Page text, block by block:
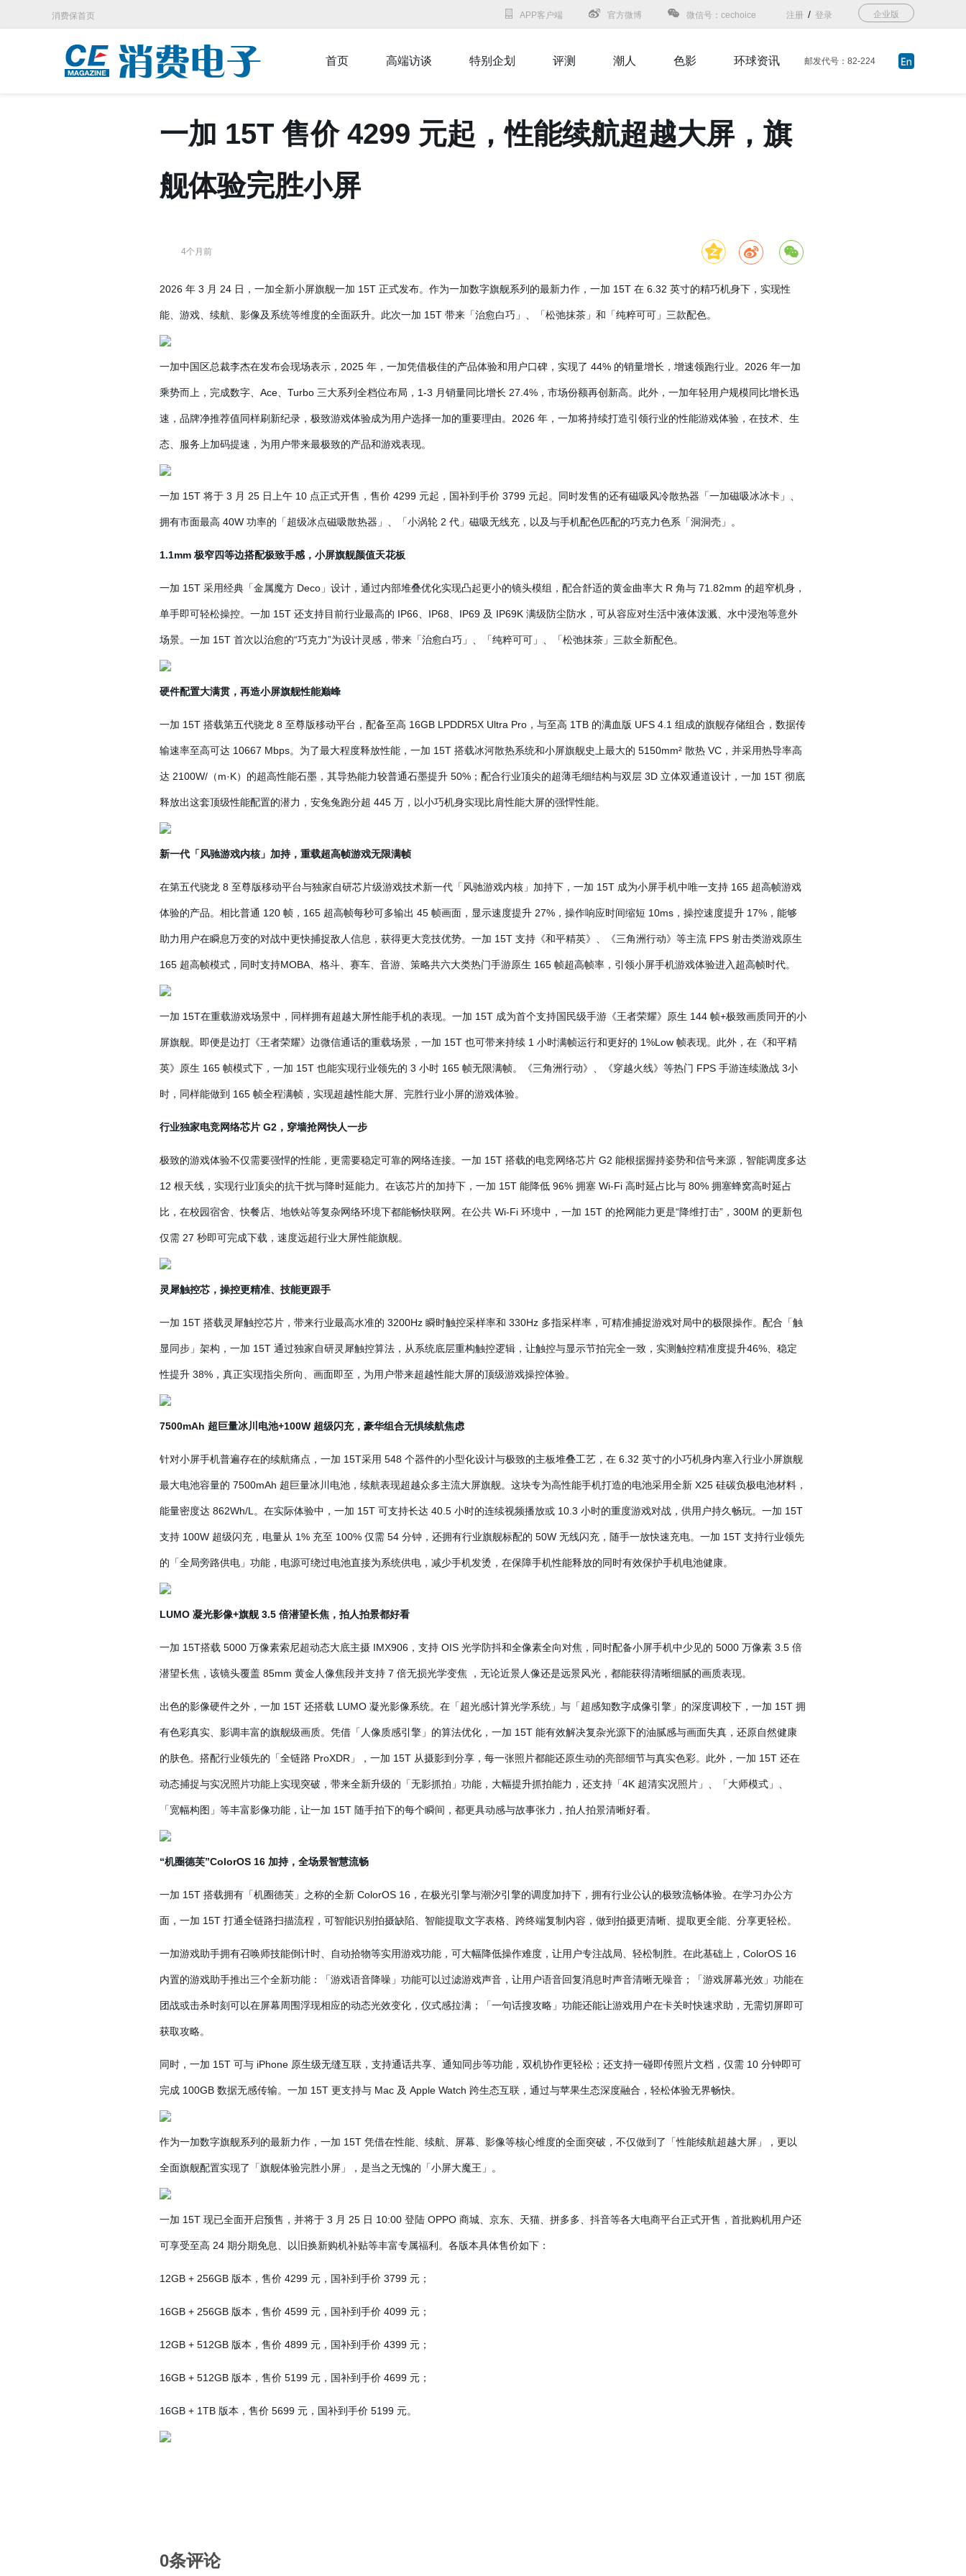
消费保首页 企业版
注册 / 登录
APP客户端 官方微博 微信号：cechoice
首页 高端访谈 特别企划 评测 潮人 色影 环球资讯 邮发代号：82-224
一加 15T 售价 4299 元起，性能续航超越大屏，旗
舰体验完胜小屏
4个月前
2026 年 3 月 24 日，一加全新小屏旗舰一加 15T 正式发布。作为一加数字旗舰系列的最新力作，一加 15T 在 6.32 英寸的精巧机身下，实现性
能、游戏、续航、影像及系统等维度的全面跃升。此次一加 15T 带来「治愈白巧」、「松弛抹茶」和「纯粹可可」三款配色。
一加中国区总裁李杰在发布会现场表示，2025 年，一加凭借极佳的产品体验和用户口碑，实现了 44% 的销量增长，增速领跑行业。2026 年一加
乘势而上，完成数字、Ace、Turbo 三大系列全档位布局，1-3 月销量同比增长 27.4%，市场份额再创新高。此外，一加年轻用户规模同比增长迅
速，品牌净推荐值同样刷新纪录，极致游戏体验成为用户选择一加的重要理由。2026 年，一加将持续打造引领行业的性能游戏体验，在技术、生
态、服务上加码提速，为用户带来最极致的产品和游戏表现。
一加 15T 将于 3 月 25 日上午 10 点正式开售，售价 4299 元起，国补到手价 3799 元起。同时发售的还有磁吸风冷散热器「一加磁吸冰冰卡」、
拥有市面最高 40W 功率的「超级冰点磁吸散热器」、「小涡轮 2 代」磁吸无线充，以及与手机配色匹配的巧克力色系「洞洞壳」。
1.1mm 极窄四等边搭配极致手感，小屏旗舰颜值天花板
一加 15T 采用经典「金属魔方 Deco」设计，通过内部堆叠优化实现凸起更小的镜头模组，配合舒适的黄金曲率大 R 角与 71.82mm 的超窄机身，
单手即可轻松操控。一加 15T 还支持目前行业最高的 IP66、IP68、IP69 及 IP69K 满级防尘防水，可从容应对生活中液体泼溅、水中浸泡等意外
场景。一加 15T 首次以治愈的“巧克力”为设计灵感，带来「治愈白巧」、「纯粹可可」、「松弛抹茶」三款全新配色。
硬件配置大满贯，再造小屏旗舰性能巅峰
一加 15T 搭载第五代骁龙 8 至尊版移动平台，配备至高 16GB LPDDR5X Ultra Pro，与至高 1TB 的满血版 UFS 4.1 组成的旗舰存储组合，数据传
输速率至高可达 10667 Mbps。为了最大程度释放性能，一加 15T 搭载冰河散热系统和小屏旗舰史上最大的 5150mm² 散热 VC，并采用热导率高
达 2100W/（m·K）的超高性能石墨，其导热能力较普通石墨提升 50%；配合行业顶尖的超薄毛细结构与双层 3D 立体双通道设计，一加 15T 彻底
释放出这套顶级性能配置的潜力，安兔兔跑分超 445 万，以小巧机身实现比肩性能大屏的强悍性能。
新一代「风驰游戏内核」加持，重载超高帧游戏无限满帧
在第五代骁龙 8 至尊版移动平台与独家自研芯片级游戏技术新一代「风驰游戏内核」加持下，一加 15T 成为小屏手机中唯一支持 165 超高帧游戏
体验的产品。相比普通 120 帧，165 超高帧每秒可多输出 45 帧画面，显示速度提升 27%，操作响应时间缩短 10ms，操控速度提升 17%，能够
助力用户在瞬息万变的对战中更快捕捉敌人信息，获得更大竞技优势。一加 15T 支持《和平精英》、《三角洲行动》等主流 FPS 射击类游戏原生
165 超高帧模式，同时支持MOBA、格斗、赛车、音游、策略共六大类热门手游原生 165 帧超高帧率，引领小屏手机游戏体验进入超高帧时代。
一加 15T在重载游戏场景中，同样拥有超越大屏性能手机的表现。一加 15T 成为首个支持国民级手游《王者荣耀》原生 144 帧+极致画质同开的小
屏旗舰。即便是边打《王者荣耀》边微信通话的重载场景，一加 15T 也可带来持续 1 小时满帧运行和更好的 1%Low 帧表现。此外，在《和平精
英》原生 165 帧模式下，一加 15T 也能实现行业领先的 3 小时 165 帧无限满帧。《三角洲行动》、《穿越火线》等热门 FPS 手游连续激战 3小
时，同样能做到 165 帧全程满帧，实现超越性能大屏、完胜行业小屏的游戏体验。
行业独家电竞网络芯片 G2，穿墙抢网快人一步
极致的游戏体验不仅需要强悍的性能，更需要稳定可靠的网络连接。一加 15T 搭载的电竞网络芯片 G2 能根据握持姿势和信号来源，智能调度多达
12 根天线，实现行业顶尖的抗干扰与降时延能力。在该芯片的加持下，一加 15T 能降低 96% 拥塞 Wi-Fi 高时延占比与 80% 拥塞蜂窝高时延占
比，在校园宿舍、快餐店、地铁站等复杂网络环境下都能畅快联网。在公共 Wi-Fi 环境中，一加 15T 的抢网能力更是“降维打击”，300M 的更新包
仅需 27 秒即可完成下载，速度远超行业大屏性能旗舰。
灵犀触控芯，操控更精准、技能更跟手
一加 15T 搭载灵犀触控芯片，带来行业最高水准的 3200Hz 瞬时触控采样率和 330Hz 多指采样率，可精准捕捉游戏对局中的极限操作。配合「触
显同步」架构，一加 15T 通过独家自研灵犀触控算法，从系统底层重构触控逻辑，让触控与显示节拍完全一致，实测触控精准度提升46%、稳定
性提升 38%，真正实现指尖所向、画面即至，为用户带来超越性能大屏的顶级游戏操控体验。
7500mAh 超巨量冰川电池+100W 超级闪充，豪华组合无惧续航焦虑
针对小屏手机普遍存在的续航痛点，一加 15T采用 548 个器件的小型化设计与极致的主板堆叠工艺，在 6.32 英寸的小巧机身内塞入行业小屏旗舰
最大电池容量的 7500mAh 超巨量冰川电池，续航表现超越众多主流大屏旗舰。这块专为高性能手机打造的电池采用全新 X25 硅碳负极电池材料，
能量密度达 862Wh/L。在实际体验中，一加 15T 可支持长达 40.5 小时的连续视频播放或 10.3 小时的重度游戏对战，供用户持久畅玩。一加 15T
支持 100W 超级闪充，电量从 1% 充至 100% 仅需 54 分钟，还拥有行业旗舰标配的 50W 无线闪充，随手一放快速充电。一加 15T 支持行业领先
的「全局旁路供电」功能，电源可绕过电池直接为系统供电，减少手机发烫，在保障手机性能释放的同时有效保护手机电池健康。
LUMO 凝光影像+旗舰 3.5 倍潜望长焦，拍人拍景都好看
一加 15T搭载 5000 万像素索尼超动态大底主摄 IMX906，支持 OIS 光学防抖和全像素全向对焦，同时配备小屏手机中少见的 5000 万像素 3.5 倍
潜望长焦，该镜头覆盖 85mm 黄金人像焦段并支持 7 倍无损光学变焦 ，无论近景人像还是远景风光，都能获得清晰细腻的画质表现。
出色的影像硬件之外，一加 15T 还搭载 LUMO 凝光影像系统。在「超光感计算光学系统」与「超感知数字成像引擎」的深度调校下，一加 15T 拥
有色彩真实、影调丰富的旗舰级画质。凭借「人像质感引擎」的算法优化，一加 15T 能有效解决复杂光源下的油腻感与画面失真，还原自然健康
的肤色。搭配行业领先的「全链路 ProXDR」，一加 15T 从摄影到分享，每一张照片都能还原生动的亮部细节与真实色彩。此外，一加 15T 还在
动态捕捉与实况照片功能上实现突破，带来全新升级的「无影抓拍」功能，大幅提升抓拍能力，还支持「4K 超清实况照片」、「大师模式」、
「宽幅构图」等丰富影像功能，让一加 15T 随手拍下的每个瞬间，都更具动感与故事张力，拍人拍景清晰好看。
“机圈德芙”ColorOS 16 加持，全场景智慧流畅
一加 15T 搭载拥有「机圈德芙」之称的全新 ColorOS 16，在极光引擎与潮汐引擎的调度加持下，拥有行业公认的极致流畅体验。在学习办公方
面，一加 15T 打通全链路扫描流程，可智能识别拍摄缺陷、智能提取文字表格、跨终端复制内容，做到拍摄更清晰、提取更全能、分享更轻松。
一加游戏助手拥有召唤师技能倒计时、自动拾物等实用游戏功能，可大幅降低操作难度，让用户专注战局、轻松制胜。在此基础上，ColorOS 16
内置的游戏助手推出三个全新功能：「游戏语音降噪」功能可以过滤游戏声音，让用户语音回复消息时声音清晰无噪音；「游戏屏幕光效」功能在
团战或击杀时刻可以在屏幕周围浮现相应的动态光效变化，仪式感拉满；「一句话搜攻略」功能还能让游戏用户在卡关时快速求助，无需切屏即可
获取攻略。
同时，一加 15T 可与 iPhone 原生级无缝互联，支持通话共享、通知同步等功能，双机协作更轻松；还支持一碰即传照片文档，仅需 10 分钟即可
完成 100GB 数据无感传输。一加 15T 更支持与 Mac 及 Apple Watch 跨生态互联，通过与苹果生态深度融合，轻松体验无界畅快。
作为一加数字旗舰系列的最新力作，一加 15T 凭借在性能、续航、屏幕、影像等核心维度的全面突破，不仅做到了「性能续航超越大屏」，更以
全面旗舰配置实现了「旗舰体验完胜小屏」，是当之无愧的「小屏大魔王」。
一加 15T 现已全面开启预售，并将于 3 月 25 日 10:00 登陆 OPPO 商城、京东、天猫、拼多多、抖音等各大电商平台正式开售，首批购机用户还
可享受至高 24 期分期免息、以旧换新购机补贴等丰富专属福利。各版本具体售价如下：
12GB + 256GB 版本，售价 4299 元，国补到手价 3799 元；
16GB + 256GB 版本，售价 4599 元，国补到手价 4099 元；
12GB + 512GB 版本，售价 4899 元，国补到手价 4399 元；
16GB + 512GB 版本，售价 5199 元，国补到手价 4699 元；
16GB + 1TB 版本，售价 5699 元，国补到手价 5199 元。
0条评论